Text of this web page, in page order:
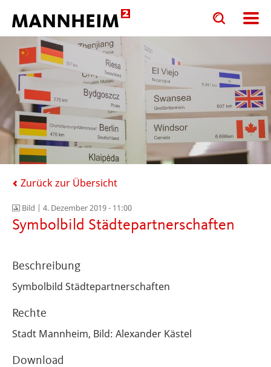
Toggle
search
input
Toggle
search
input
Zurück zur Übersicht
Bild | 4. Dezember 2019 - 11:00
Symbolbild Städtepartnerschaften
Beschreibung
Symbolbild Städtepartnerschaften
Rechte
Stadt Mannheim, Bild: Alexander Kästel
Download